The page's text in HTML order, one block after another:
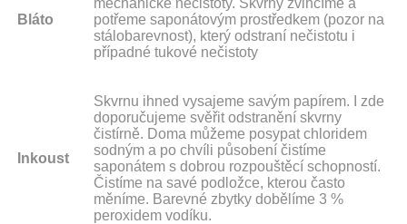
Bláto
potřeme saponátovým prostředkem (pozor na
stálobarevnost), který odstraní nečistotu i
případné tukové nečistoty
Inkoust
Skvrnu ihned vysajeme savým papírem. I zde
doporučujeme svěřit odstranění skvrny
čistírně. Doma můžeme posypat chloridem
sodným a po chvíli působení čistíme
saponátem s dobrou rozpouštěcí schopností.
Čistíme na savé podložce, kterou často
měníme. Barevné zbytky dobělíme 3 %
peroxidem vodíku.